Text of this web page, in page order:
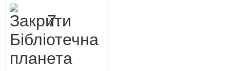
7.
Бібліотечна
планета